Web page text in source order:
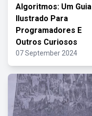
Algoritmos: Um Guia
Ilustrado Para
Programadores E
Outros Curiosos
07 September 2024